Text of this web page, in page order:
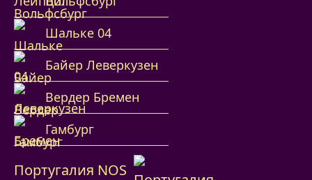
Шальке 04
Байер Леверкузен
Вердер Бремен
Гамбург
Португалия NOS